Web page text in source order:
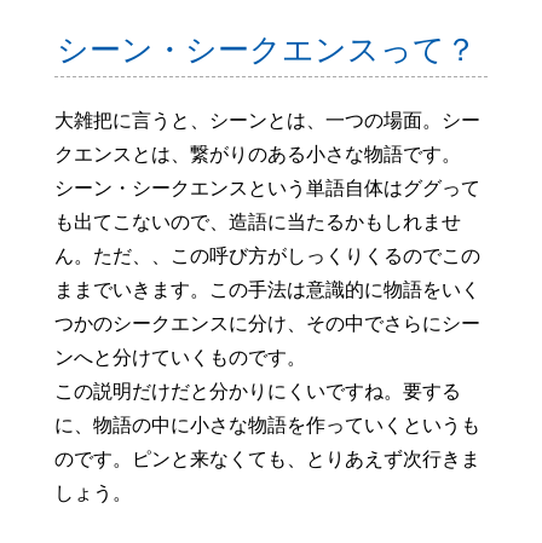
シーン・シークエンスって？
大雑把に言うと、シーンとは、一つの場面。シー
クエンスとは、繋がりのある小さな物語です。
シーン・シークエンスという単語自体はググって
も出てこないので、造語に当たるかもしれませ
ん。ただ、、この呼び方がしっくりくるのでこの
ままでいきます。この手法は意識的に物語をいく
つかのシークエンスに分け、その中でさらにシー
ンへと分けていくものです。
この説明だけだと分かりにくいですね。要する
に、物語の中に小さな物語を作っていくというも
のです。ピンと来なくても、とりあえず次行きま
しょう。